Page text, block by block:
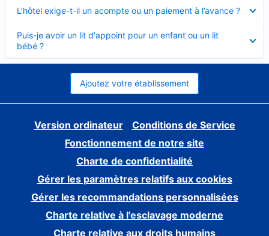
L’hôtel exige-t-il un acompte ou un paiement à l’avance ?
fermé
Puis-je avoir un lit d'appoint pour un enfant ou un lit
bébé ?
fermé
Ajoutez votre établissement
Version ordinateur
Conditions de Service
Fonctionnement de notre site
Charte de confidentialité
Gérer les paramètres relatifs aux cookies
Gérer les recommandations personnalisées
Charte relative à l'esclavage moderne
Charte relative aux droits humains